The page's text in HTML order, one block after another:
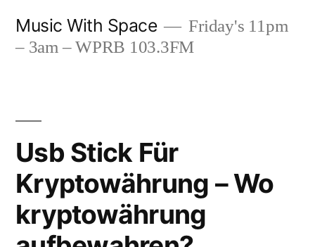
Music With Space
Friday's 11pm
– 3am – WPRB 103.3FM
Usb Stick Für
Kryptowährung – Wo
kryptowährung